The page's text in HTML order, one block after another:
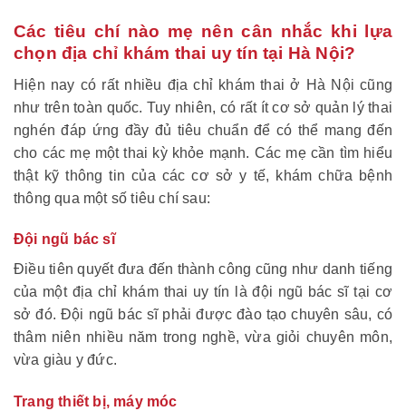
Các tiêu chí nào mẹ nên cân nhắc khi lựa
chọn địa chỉ khám thai uy tín tại Hà Nội?
Hiện nay có rất nhiều địa chỉ khám thai ở Hà Nội cũng
như trên toàn quốc. Tuy nhiên, có rất ít cơ sở quản lý thai
nghén đáp ứng đầy đủ tiêu chuẩn để có thể mang đến
cho các mẹ một thai kỳ khỏe mạnh. Các mẹ cần tìm hiểu
thật kỹ thông tin của các cơ sở y tế, khám chữa bệnh
thông qua một số tiêu chí sau:
Đội ngũ bác sĩ
Điều tiên quyết đưa đến thành công cũng như danh tiếng
của một địa chỉ khám thai uy tín là đội ngũ bác sĩ tại cơ
sở đó. Đội ngũ bác sĩ phải được đào tạo chuyên sâu, có
thâm niên nhiều năm trong nghề, vừa giỏi chuyên môn,
vừa giàu y đức.
Trang thiết bị, máy móc